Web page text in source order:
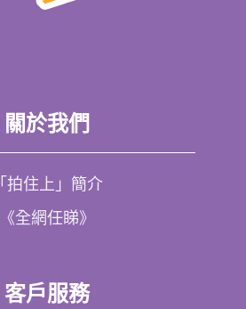
關於我們
「拍住上」簡介
《全網任睇》
客戶服務